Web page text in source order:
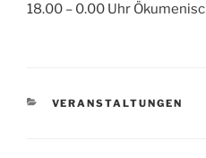
18.00 – 0.00 Uhr
KATEGORIEN
VERANSTALTUNGEN